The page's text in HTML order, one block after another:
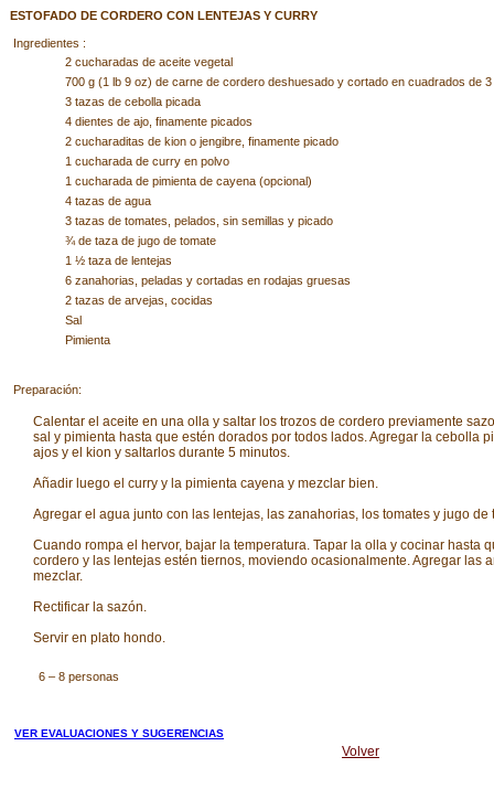
ESTOFADO DE CORDERO CON LENTEJAS Y CURRY
Ingredientes :
2 cucharadas de aceite vegetal
700 g (1 lb 9 oz) de carne de cordero deshuesado y cortado en cuadrados de
3 tazas de cebolla picada
4 dientes de ajo, finamente picados
2 cucharaditas de kion o jengibre, finamente picado
1 cucharada de curry en polvo
1 cucharada de pimienta de cayena (opcional)
4 tazas de agua
3 tazas de tomates, pelados, sin semillas y picado
¾ de taza de jugo de tomate
1 ½ taza de lentejas
6 zanahorias, peladas y cortadas en rodajas gruesas
2 tazas de arvejas, cocidas
Sal
Pimienta
Preparación:
Calentar el aceite en una olla y saltar los trozos de cordero previamente
sal y pimienta hasta que estén dorados por todos lados. Agregar la cebolla
ajos y el kion y saltarlos durante 5 minutos.
Añadir luego el curry y la pimienta cayena y mezclar bien.
Agregar el agua junto con las lentejas, las zanahorias, los tomates y jugo de
Cuando rompa el hervor, bajar la temperatura. Tapar la olla y cocinar hasta
cordero y las lentejas estén tiernos, moviendo ocasionalmente. Agregar las
mezclar.
Rectificar la sazón.
Servir en plato hondo.
6 – 8 personas
VER EVALUACIONES Y SUGERENCIAS
Volver